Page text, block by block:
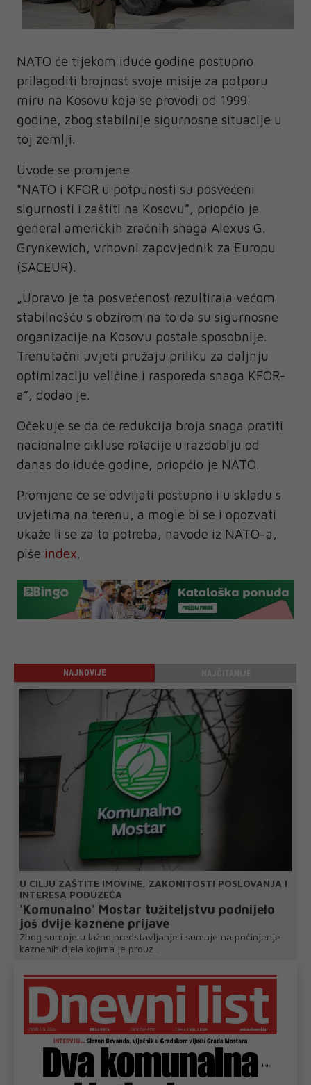
NATO će tijekom iduće godine postupno
prilagoditi brojnost svoje misije za potporu
miru na Kosovu koja se provodi od 1999.
godine, zbog stabilnije sigurnosne situacije u
toj zemlji.
Uvode se promjene
"NATO i KFOR u potpunosti su posvećeni
sigurnosti i zaštiti na Kosovu”, priopćio je
general američkih zračnih snaga Alexus G.
Grynkewich, vrhovni zapovjednik za Europu
(SACEUR).
„Upravo je ta posvećenost rezultirala većom
stabilnošću s obzirom na to da su sigurnosne
organizacije na Kosovu postale sposobnije.
Trenutačni uvjeti pružaju priliku za daljnju
optimizaciju veličine i rasporeda snaga KFOR-
a”, dodao je.
Očekuje se da će redukcija broja snaga pratiti
nacionalne cikluse rotacije u razdoblju od
danas do iduće godine, priopćio je NATO.
Promjene će se odvijati postupno i u skladu s
uvjetima na terenu, a mogle bi se i opozvati
ukaže li se za to potreba, navode iz NATO-a,
piše index.
NAJNOVIJE
U CILJU ZAŠTITE IMOVINE, ZAKONITOSTI POSLOVANJA I
INTERESA PODUZEĆA
'Komunalno' Mostar tužiteljstvu podnijelo
još dvije kaznene prijave
Zbog sumnje u lažno predstavljanje i sumnje na počinjenje
kaznenih djela kojima je prouz...